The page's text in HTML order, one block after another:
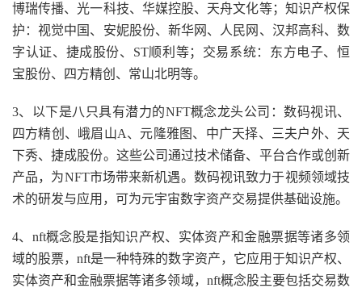
博瑞传播、光一科技、华媒控股、天舟文化等；知识产权保
护：视觉中国、安妮股份、新华网、人民网、汉邦高科、数
字认证、捷成股份、ST顺利等；交易系统：东方电子、恒
宝股份、四方精创、常山北明等。
3、以下是八只具有潜力的NFT概念龙头公司：数码视讯、
四方精创、峨眉山A、元隆雅图、中广天择、三夫户外、天
下秀、捷成股份。这些公司通过技术储备、平台合作或创新
产品，为NFT市场带来新机遇。数码视讯致力于视频领域技
术的研发与应用，可为元宇宙数字资产交易提供基础设施。
4、nft概念股是指知识产权、实体资产和金融票据等诸多领
域的股票，nft是一种特殊的数字资产，它应用于知识产权、
实体资产和金融票据等诸多领域，nft概念股主要包括交易数